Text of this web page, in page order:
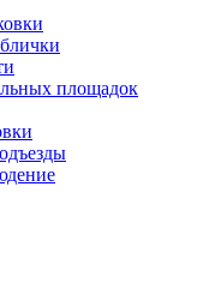
площадок